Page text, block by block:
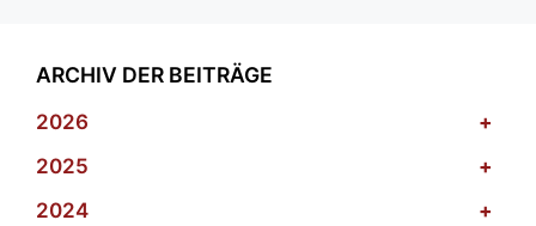
ARCHIV DER BEITRÄGE
2026
+
2025
+
2024
+